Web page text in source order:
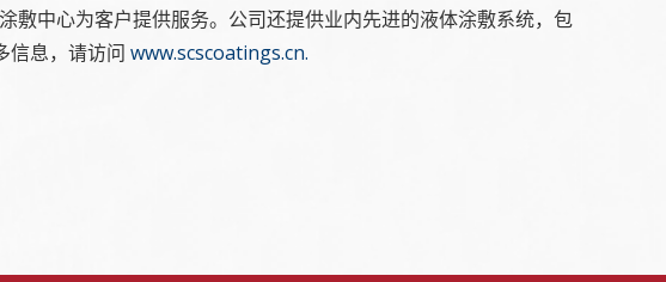
中心为客户提供服务。公司还提供业内先进的液体涂敷系统，包
信息，请访问 www.scscoatings.cn.